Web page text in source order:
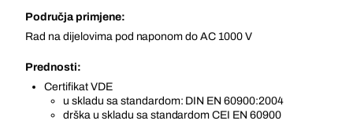
Područja primjene:
Rad na dijelovima pod naponom do AC 1000 V
Prednosti:
Certifikat VDE
u skladu sa standardom: DIN EN 60900:2004
drška u skladu sa standardom CEI EN 60900